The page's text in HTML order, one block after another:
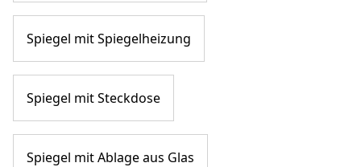
Spiegel mit Spiegelheizung
Spiegel mit Steckdose
Spiegel mit Ablage aus Glas